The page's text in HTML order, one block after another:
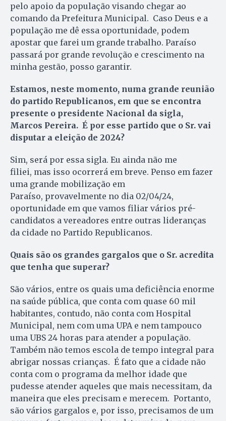
pelo apoio da população visando chegar ao
comando da Prefeitura Municipal. Caso Deus e a
população me dê essa oportunidade, podem
apostar que farei um grande trabalho. Paraíso
passará por grande revolução e crescimento na
minha gestão, posso garantir.
Estamos, neste momento, numa grande reunião
do partido Republicanos, em que se encontra
presente o presidente Nacional da sigla,
Marcos Pereira. É por esse partido que o Sr. vai
disputar a eleição de 2024?
Sim, será por essa sigla. Eu ainda não me
filiei, mas isso ocorrerá em breve. Penso em fazer
uma grande mobilização em
Paraíso, provavelmente no dia 02/04/24,
oportunidade em que vamos filiar vários pré-
candidatos a vereadores entre outras lideranças
da cidade no Partido Republicanos.
Quais são os grandes gargalos que o Sr. acredita
que tenha que superar?
São vários, entre os quais uma deficiência enorme
na saúde pública, que conta com quase 60 mil
habitantes, contudo, não conta com Hospital
Municipal, nem com uma UPA e nem tampouco
uma UBS 24 horas para atender a população.
Também não temos escola de tempo integral para
abrigar nossas crianças. É fato que a cidade não
conta com o programa da melhor idade que
pudesse atender aqueles que mais necessitam, da
maneira que eles precisam e merecem. Portanto,
são vários gargalos e, por isso, precisamos de um